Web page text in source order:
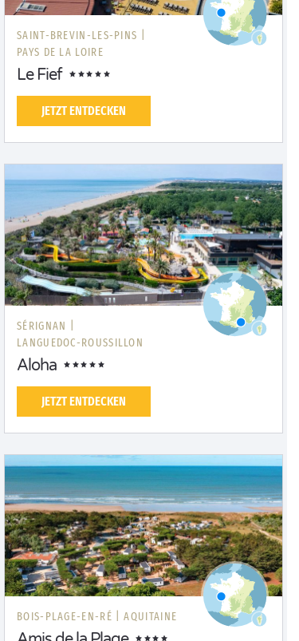
SAINT-BREVIN-LES-PINS |
PAYS DE LA LOIRE
Le Fief
JETZT ENTDECKEN
SÉRIGNAN |
LANGUEDOC-ROUSSILLON
Aloha
JETZT ENTDECKEN
BOIS-PLAGE-EN-RÉ | AQUITAINE